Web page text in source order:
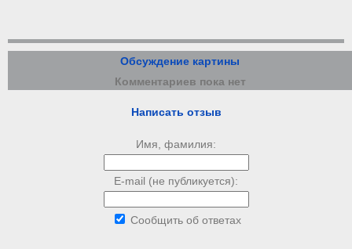
Обсуждение картины
Комментариев пока нет
Написать отзыв
Имя, фамилия:
E-mail (не публикуется):
Сообщить об ответах